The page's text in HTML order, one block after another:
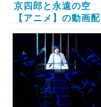
京四郎と永遠の空
【アニメ】の動画配
料で全話視聴する方
法